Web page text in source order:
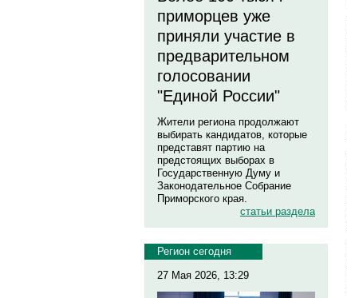
приморцев уже
приняли участие в
предварительном
голосовании
"Единой России"
Жители региона продолжают
выбирать кандидатов, которые
представят партию на
предстоящих выборах в
Государственную Думу и
Законодательное Собрание
Приморского края.
статьи раздела
Регион сегодня
27 Мая 2026, 13:29